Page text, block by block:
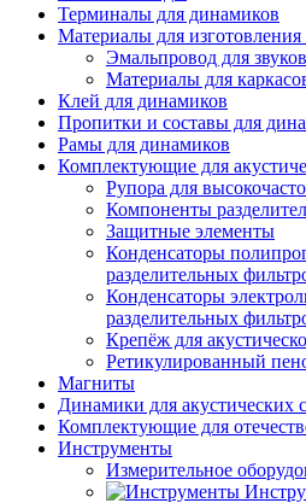
Терминалы для динамиков
Материалы для
Эмальпровод для
Материалы для
Клей для динамиков
Пропитки и составы для
Рамы для динамиков
Комплектующие для
Рупора для
Компоненты
Защитные элементы
Конденсаторы
разделительных
Конденсаторы
разделительных
Крепёж для
Ретикулированный
Магниты
Динамики для акустических
Комплектующие для
Инструменты
Измерительное